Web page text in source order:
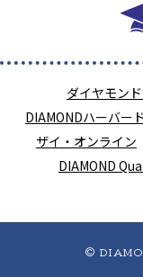
ダイヤモン
DIAMONDハーバー
ザイ・オンライン
DIAMOND
©